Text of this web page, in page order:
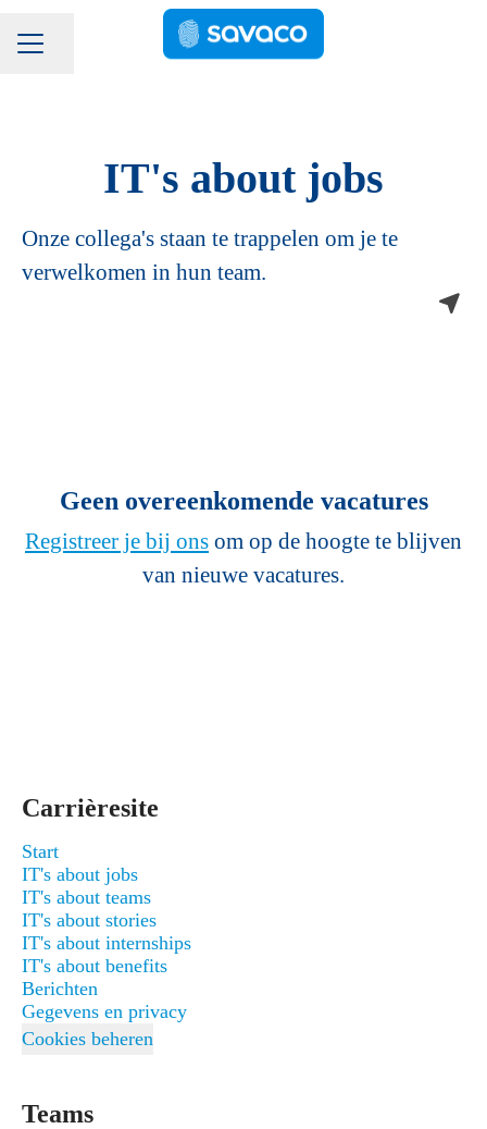
Carrièremenu
Pagina delen
IT's about jobs
Onze collega's staan te trappelen om je te
verwelkomen in hun team.
Geen overeenkomende vacatures
Registreer je bij ons om op de hoogte te blijven
van nieuwe vacatures.
Carrièresite
Start
IT's about jobs
IT's about teams
IT's about stories
IT's about internships
IT's about benefits
Berichten
Gegevens en privacy
Cookies beheren
Teams